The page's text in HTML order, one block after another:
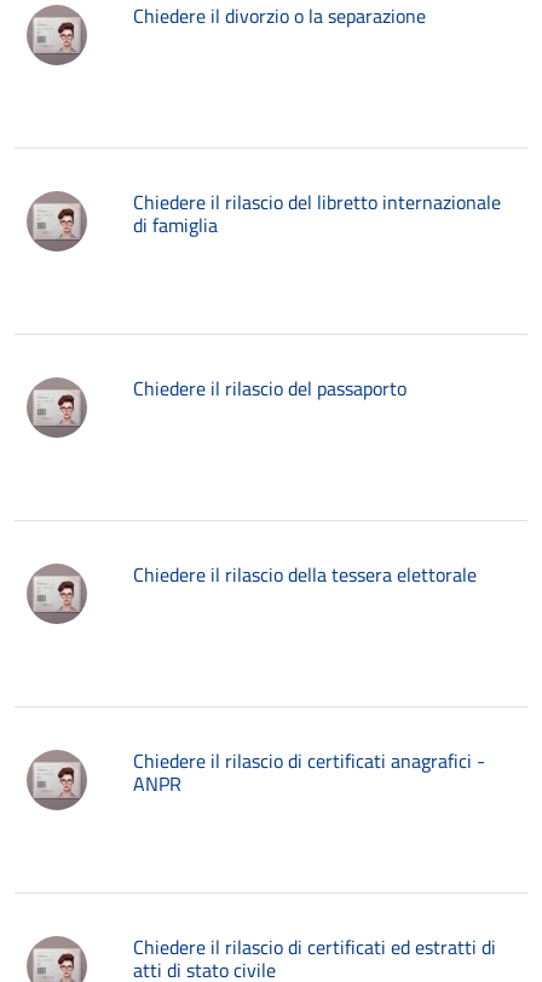
Chiedere il divorzio o la separazione
Chiedere il rilascio del libretto internazionale
di famiglia
Chiedere il rilascio del passaporto
Chiedere il rilascio della tessera elettorale
Chiedere il rilascio di certificati anagrafici -
ANPR
Chiedere il rilascio di certificati ed estratti di
atti di stato civile